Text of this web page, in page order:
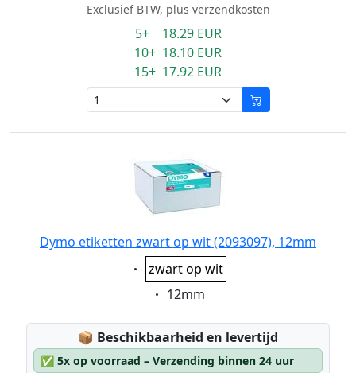
Exclusief BTW, plus verzendkosten
5+ 18.29 EUR
10+ 18.10 EUR
15+ 17.92 EUR
Dymo etiketten zwart op wit (2093097), 12mm
Eigenschaft:
zwart op wit
Eigenschaft:
12mm
📦 Lagerstatus:
Beschikbaarheid en levertijd
✅ 5x op voorraad – Verzending binnen 24 uur